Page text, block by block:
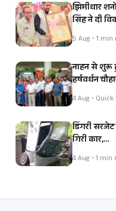
झिमीधार
सिंह ने दी
5 Aug • 1
नाहन से शुरू
हर्षवर्धन
4 Aug •
डिंगरी
गिरी कार,…
4 Aug • 1 min